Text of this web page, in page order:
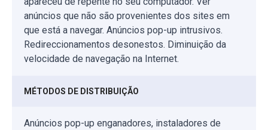
anúncios que não são provenientes dos sites em
que está a navegar. Anúncios pop-up intrusivos.
Redireccionamentos desonestos. Diminuição da
velocidade de navegação na Internet.
MÉTODOS DE DISTRIBUIÇÃO
Anúncios pop-up enganadores, instaladores de